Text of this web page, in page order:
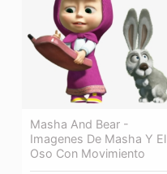
Masha And Bear -
Imagenes De Masha Y El
Oso Con Movimiento